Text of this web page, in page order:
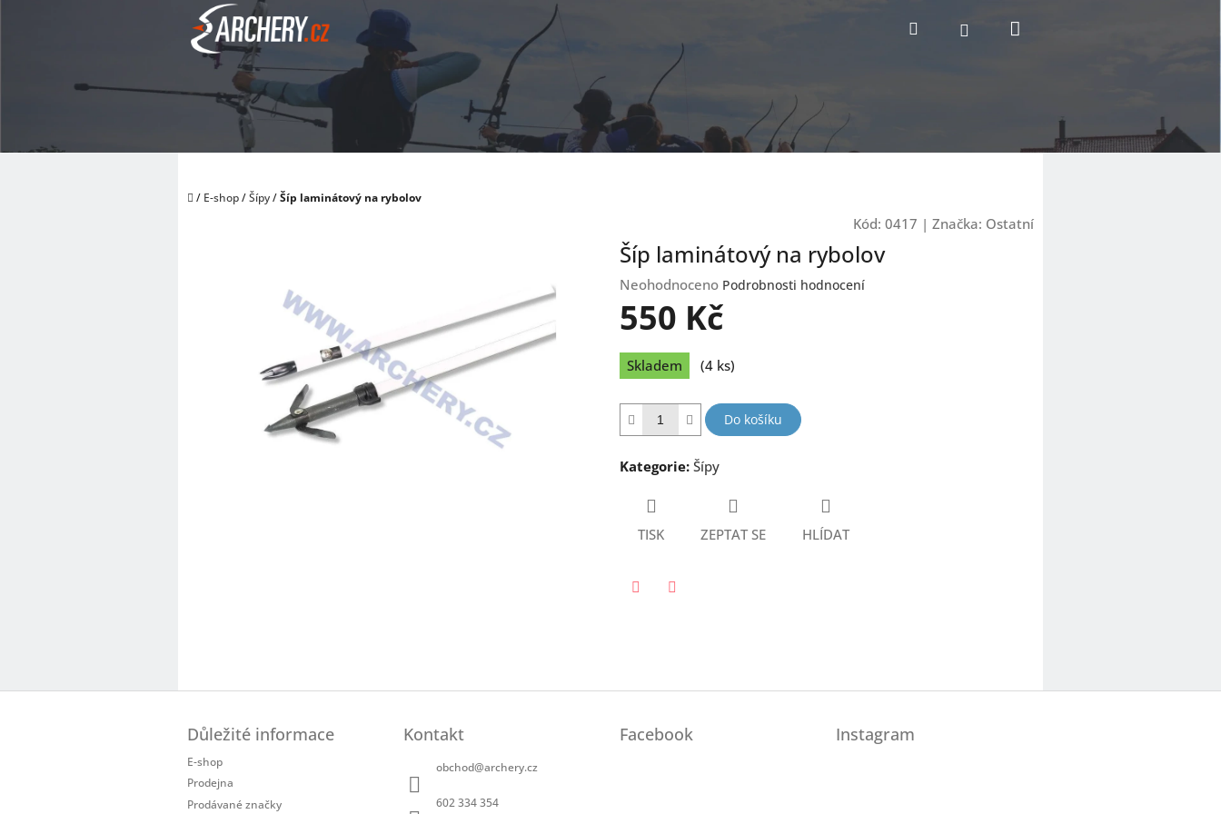
Hledat Přihlášení
Domů
/ E-shop/Šípy/Šíp laminátový na rybolov
Kód: 0417 | Značka: Ostatní
Šíp laminátový na rybolov
Průměrné
hodnocení
produktu
0,0
z
hvězdiček.
Neohodnoceno Podrobnosti hodnocení
550 Kč
Měrná
cena:
Skladem (4 ks)
Do košíku
Kategorie: Šípy
TISK ZEPTAT SE HLÍDAT
Důležité informace
E-shop
Prodejna
Prodávané značky
Kontakt
obchod@archery.cz
602 334 354
Facebook Instagram